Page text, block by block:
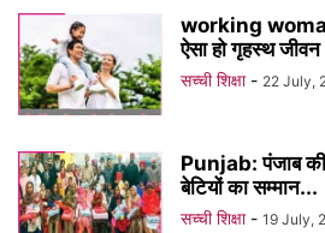
working
ऐसा हो गृहस्थ जीवन
सच्ची शिक्षा - 22 July,
Punjab: पंजाब की
बेटियों का सम्मान...
सच्ची शिक्षा - 19 July,